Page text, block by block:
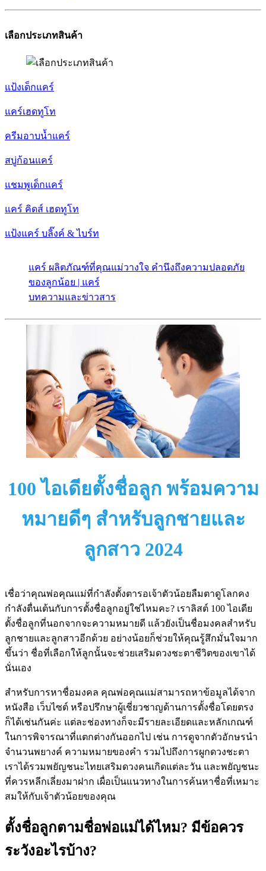
เลือกประเภทสินค้า
แป้งเด็กแคร์
แคร์เฮดทูโท
ครีมอาบน้ำแคร์
สบู่ก้อนแคร์
แชมพูเด็กแคร์
แคร์ คิดส์ เฮดทูโท
แป้งแคร์ บลิ๊งค์ & ไบร์ท
แคร์ ผลิตภัณฑ์ที่คุณแม่วางใจ คำนึงถึงความปลอดภัย
ของลูกน้อย | แคร์
บทความและข่าวสาร
100 ไอเดียตั้งชื่อลูก พร้อมความ
หมายดีๆ สำหรับลูกชายและ
ลูกสาว 2024
เชื่อว่าคุณพ่อคุณแม่ที่กำลังตั้งตารอเจ้าตัวน้อยลืมตาดูโลกคง
กำลังตื่นเต้นกับการตั้งชื่อลูกอยู่ใช่ไหมคะ? เราลิสต์ 100 ไอเดีย
ตั้งชื่อลูกที่นอกจากจะความหมายดี แล้วยังเป็นชื่อมงคลสำหรับ
ลูกชายและลูกสาวอีกด้วย อย่างน้อยก็ช่วยให้คุณรู้สึกมั่นใจมาก
ขึ้นว่า ชื่อที่เลือกให้ลูกนั้นจะช่วยเสริมดวงชะตาชีวิตของเขาได้
นั่นเอง
สำหรับการหาชื่อมงคล คุณพ่อคุณแม่สามารถหาข้อมูลได้จาก
หนังสือ เว็บไซต์ หรือปรึกษาผู้เชี่ยวชาญด้านการตั้งชื่อโดยตรง
ก็ได้เช่นกันค่ะ แต่ละช่องทางก็จะมีรายละเอียดและหลักเกณฑ์
ในการพิจารณาที่แตกต่างกันออกไป เช่น การดูจากตัวอักษรนำ
จำนวนพยางค์ ความหมายของคำ รวมไปถึงการผูกดวงชะตา
เราได้รวมพยัญชนะไทยเสริมดวงคนเกิดแต่ละวัน และพยัญชนะ
ที่ควรหลีกเลี่ยงมาฝาก เผื่อเป็นแนวทางในการค้นหาชื่อที่เหมาะ
สมให้กับเจ้าตัวน้อยของคุณ
ตั้งชื่อลูกตามชื่อพ่อแม่ได้ไหม? มีข้อควร
ระวังอะไรบ้าง?